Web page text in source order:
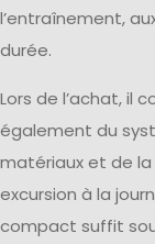
l’entraînement,
durée.
Lors de l’achat, il
également du
matériaux et de
excursion à la
compact suffit